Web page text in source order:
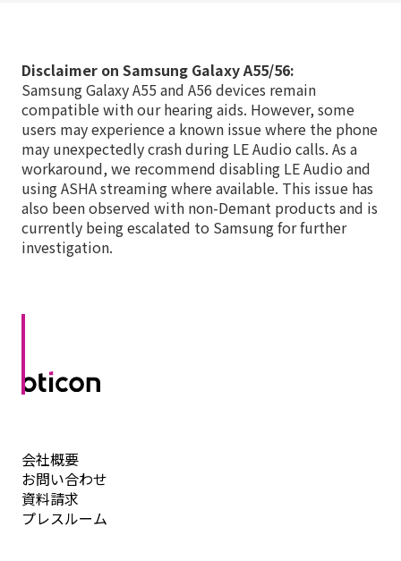
Disclaimer on Samsung Galaxy A55/56:
Samsung Galaxy A55 and A56 devices remain
compatible with our hearing aids. However, some
users may experience a known issue where the phone
may unexpectedly crash during LE Audio calls. As a
workaround, we recommend disabling LE Audio and
using ASHA streaming where available. This issue has
also been observed with non-Demant products and is
currently being escalated to Samsung for further
investigation.
会社概要
お問い合わせ
資料請求
プレスルーム